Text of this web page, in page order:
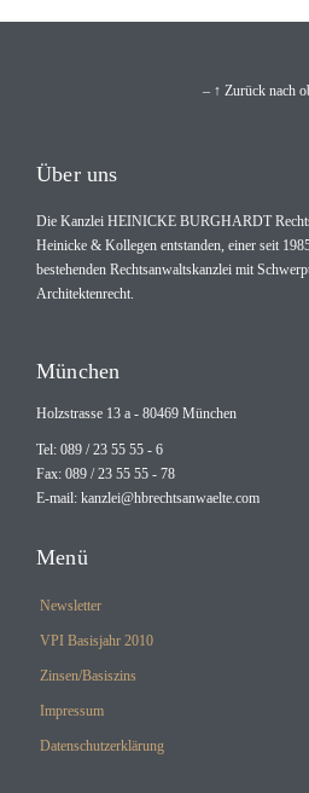
– ↑ Zurück nach
Über uns
Die Kanzlei HEINICKE BURGHARDT
Heinicke & Kollegen entstanden, einer seit
bestehenden Rechtsanwaltskanzlei mit
Architektenrecht.
München
Holzstrasse 13 a - 80469 München
Tel: 089 / 23 55 55 - 6
Fax: 089 / 23 55 55 - 78
E-mail: kanzlei@hbrechtsanwaelte.com
Menü
Newsletter
VPI Basisjahr 2010
Zinsen/Basiszins
Impressum
Datenschutzerklärung